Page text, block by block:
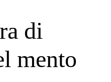
di
mento